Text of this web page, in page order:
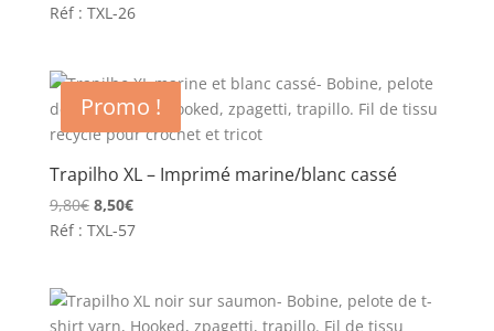
prix
13,50€.11,90€.
Réf : TXL-26
Promo !
Trapilho XL – Imprimé marine/blanc cassé
9,80€ Le
prix
9,80€.
8,50€Le
prix
8,50€.
Réf : TXL-57